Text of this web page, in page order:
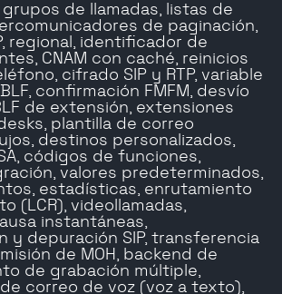
de llamadas, listas de
de paginación,
regional, identificador de
CNAM con caché, reinicios
cifrado SIP y RTP, variable
confirmación FMFM, desvío
de extensión, extensiones
plantilla de correo
destinos personalizados,
códigos de funciones,
valores predeterminados,
estadísticas, enrutamiento
(LCR), videollamadas,
instantáneas,
y depuración SIP, transferencia
de MOH, backend de
de grabación múltiple,
correo de voz (voz a texto),